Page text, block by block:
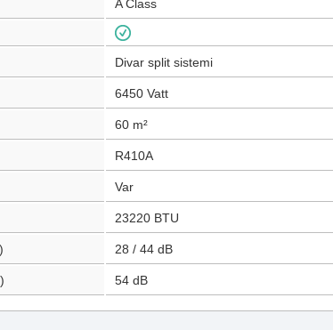
A Class
Divar split sistemi
6450 Vatt
60 m²
R410A
Var
23220 BTU
28 / 44 dB
54 dB